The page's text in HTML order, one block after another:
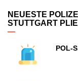
NEUESTE
STUTTGART
POL-